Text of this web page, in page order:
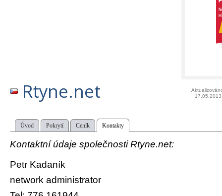
Rtyne.net
17.05.2013
Úvod Pokrytí Ceník Kontakty
Kontaktní údaje společnosti Rtyne.net:
Petr Kadaník
network administrator